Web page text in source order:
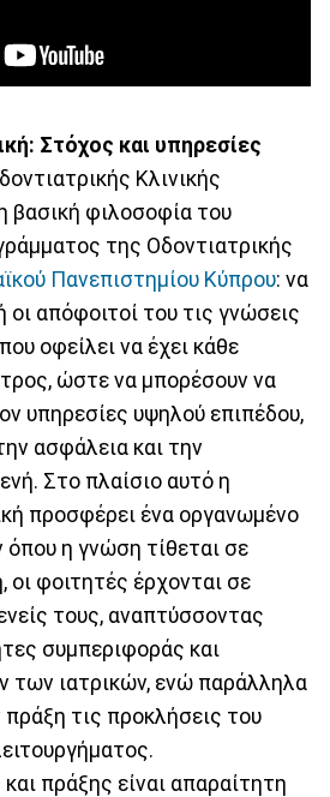
Στόχος και υπηρεσίες
Κλινικής
βασική φιλοσοφία του
της Οδοντιατρικής
Πανεπιστημίου Κύπρου: να
απόφοιτοί του τις γνώσεις
οφείλει να έχει κάθε
ώστε να μπορέσουν να
υπηρεσίες υψηλού επιπέδου,
ασφάλεια και την
Στο πλαίσιο αυτό η
προσφέρει ένα οργανωμένο
όπου η γνώση τίθεται σε
οι φοιτητές έρχονται σε
τους, αναπτύσσοντας
συμπεριφοράς και
των ιατρικών, ενώ παράλληλα
τις προκλήσεις του
πράξης είναι απαραίτητη